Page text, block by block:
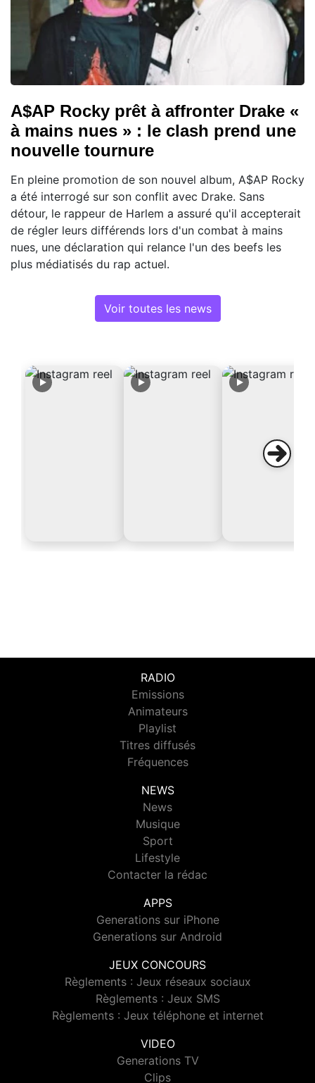
A$AP Rocky prêt à affronter Drake «
à mains nues » : le clash prend une
nouvelle tournure
En pleine promotion de son nouvel album, A$AP Rocky
a été interrogé sur son conflit avec Drake. Sans
détour, le rappeur de Harlem a assuré qu'il accepterait
de régler leurs différends lors d'un combat à mains
nues, une déclaration qui relance l'un des beefs les
plus médiatisés du rap actuel.
Voir toutes les news
RADIO
Emissions
Animateurs
Playlist
Titres diffusés
Fréquences
NEWS
News
Musique
Sport
Lifestyle
Contacter la rédac
APPS
Generations sur iPhone
Generations sur Android
JEUX CONCOURS
Règlements : Jeux réseaux sociaux
Règlements : Jeux SMS
Règlements : Jeux téléphone et internet
VIDEO
Generations TV
Clips